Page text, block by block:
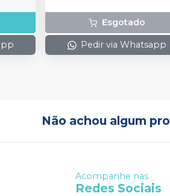
Esgotado
Pedir via Whatsapp
Não achou algum
Acompanhe nas
Redes Sociais